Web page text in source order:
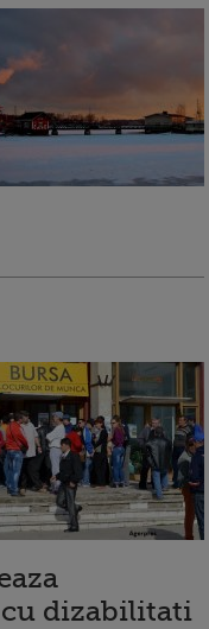
dizabilitati